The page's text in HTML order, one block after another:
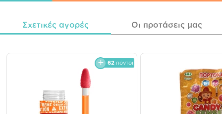
Σχετικές αγορές Οι προτάσεις μας
62 πόντοι